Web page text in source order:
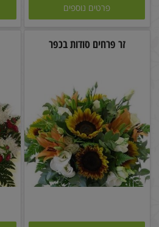
פרטים נוספים
זר פרחים סודות בכפר